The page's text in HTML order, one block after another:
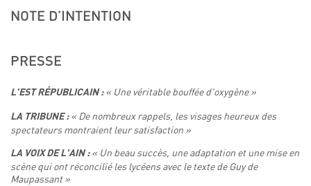
NOTE D’INTENTION
PRESSE
L'EST RÉPUBLICAIN : « Une véritable bouffée d'oxygène »
LA TRIBUNE : « De nombreux rappels, les visages heureux des
spectateurs montraient leur satisfaction »
LA VOIX DE L'AIN : « Un beau succès, une adaptation et une mise en
scène qui ont réconcilié les lycéens avec le texte de Guy de
Maupassant »